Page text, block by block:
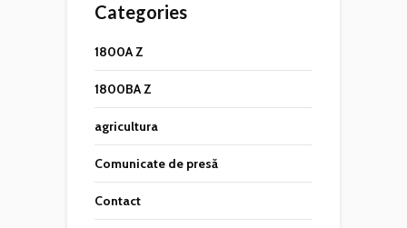
Categories
1800A Z
1800BA Z
agricultura
Comunicate de presă
Contact